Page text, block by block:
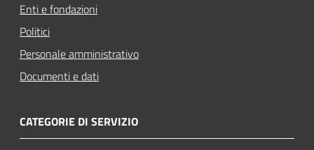
Enti e fondazioni
Politici
Personale amministrativo
Documenti e dati
CATEGORIE DI SERVIZIO